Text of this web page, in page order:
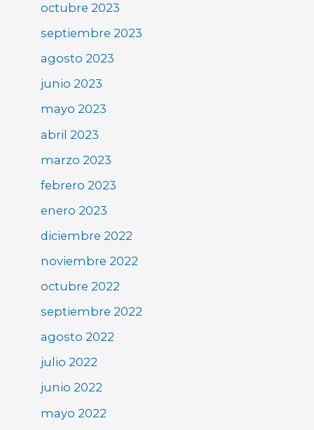
octubre 2023
septiembre 2023
agosto 2023
junio 2023
mayo 2023
abril 2023
marzo 2023
febrero 2023
enero 2023
diciembre 2022
noviembre 2022
octubre 2022
septiembre 2022
agosto 2022
julio 2022
junio 2022
mayo 2022